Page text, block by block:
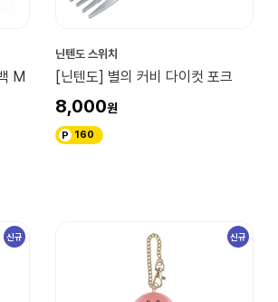
M
닌텐도 스위치
[닌텐도] 별의 커비 다이컷 포크
8,000
160
신규 신규